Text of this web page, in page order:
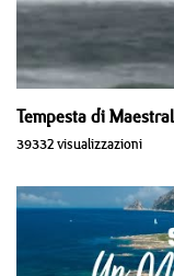
Tempesta di
39332 visualizzazioni